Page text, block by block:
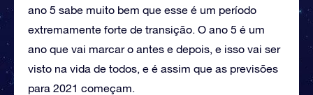
ano 5 sabe muito bem que esse é um período
extremamente forte de transição. O ano 5 é um
ano que vai marcar o antes e depois, e isso vai ser
visto na vida de todos, e é assim que as previsões
para 2021 começam.